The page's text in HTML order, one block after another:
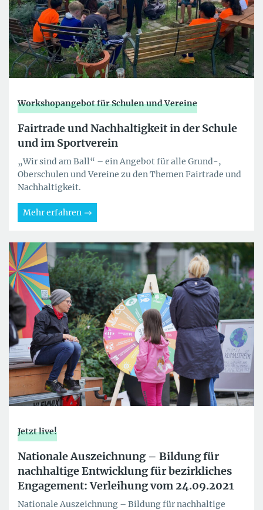
Workshopangebot für Schulen und Vereine
Fairtrade und Nachhaltigkeit in der Schule
und im Sportverein
„Wir sind am Ball“ – ein Angebot für alle Grund-,
Oberschulen und Vereine zu den Themen Fairtrade und
Nachhaltigkeit.
Mehr erfahren
Jetzt live!
Nationale Auszeichnung – Bildung für
nachhaltige Entwicklung für bezirkliches
Engagement: Verleihung vom 24.09.2021
Nationale Auszeichnung – Bildung für nachhaltige